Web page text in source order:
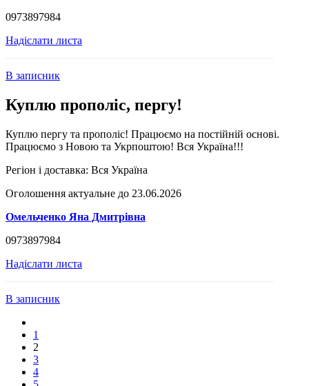
0973897984
Надіслати листа
В записник
Куплю прополіс, пергу!
Куплю пергу та прополіс! Працюємо на постійній основі.
Працюємо з Новою та Укрпоштою! Вся Україна!!!
Регіон і доставка: Вся Україна
Оголошення актуальне до 23.06.2026
Омельченко Яна Дмитрівна
0973897984
Надіслати листа
В записник
1
2
3
4